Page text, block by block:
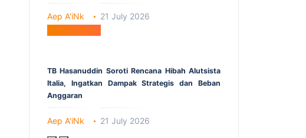
Aep A'iNk 21 July 2026
Berita Utama
TB Hasanuddin Soroti Rencana Hibah Alutsista
Italia, Ingatkan Dampak Strategis dan Beban
Anggaran
Aep A'iNk 21 July 2026